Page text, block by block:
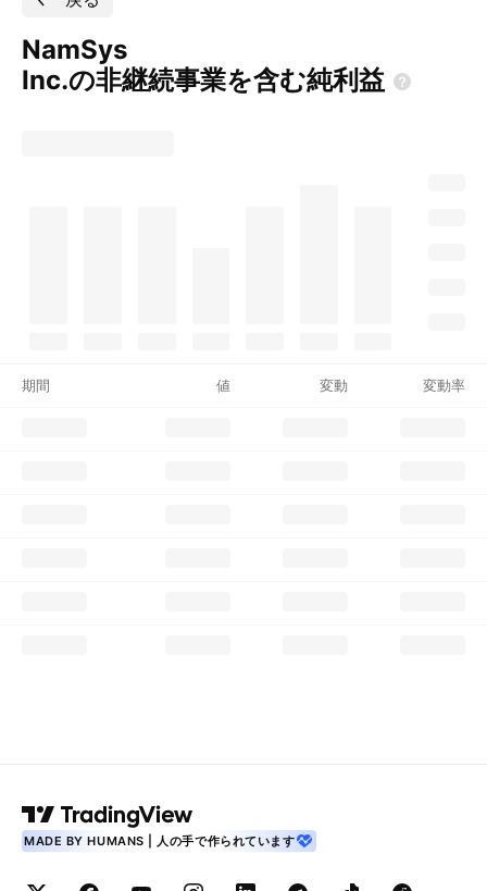
NamSys
Inc.の非継続事業を含む純利益
期間 値 変動 変動率
MADE BY HUMANS | 人の手で作られています